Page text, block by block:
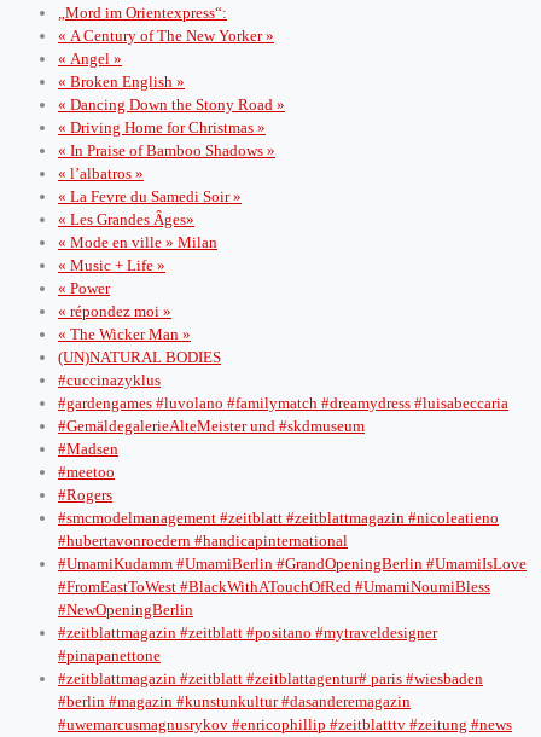
„Mord im Orientexpress“:
« A Century of The New Yorker »
« Angel »
« Broken English »
« Dancing Down the Stony Road »
« Driving Home for Christmas »
« In Praise of Bamboo Shadows »
« l’albatros »
« La Fevre du Samedi Soir »
« Les Grandes Âges»
« Mode en ville » Milan
« Music + Life »
« Power
« répondez moi »
« The Wicker Man »
(UN)NATURAL BODIES
#cuccinazyklus
#gardengames #luvolano #familymatch #dreamydress #luisabeccaria
#GemäldegalerieAlteMeister und #skdmuseum
#Madsen
#meetoo
#Rogers
#smcmodelmanagement #zeitblatt #zeitblattmagazin #nicoleatieno
#hubertavonroedern #handicapinternational
#UmamiKudamm #UmamiBerlin #GrandOpeningBerlin #UmamiIsLove
#FromEastToWest #BlackWithATouchOfRed #UmamiNoumiBless
#NewOpeningBerlin
#zeitblattmagazin #zeitblatt #positano #mytraveldesigner
#pinapanettone
#zeitblattmagazin #zeitblatt #zeitblattagentur# paris #wiesbaden
#berlin #magazin #kunstunkultur #dasanderemagazin
#uwemarcusmagnusrykov #enricophillip #zeitblatttv #zeitung #news